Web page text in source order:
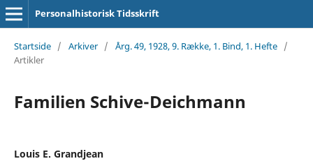
Personalhistorisk Tidsskrift
Startside / Arkiver / Årg. 49, 1928, 9. Række, 1. Bind, 1. Hefte /
Artikler
Familien Schive-Deichmann
Louis E. Grandjean